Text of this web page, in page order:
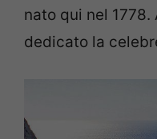
nato qui nel 1778.
dedicato la